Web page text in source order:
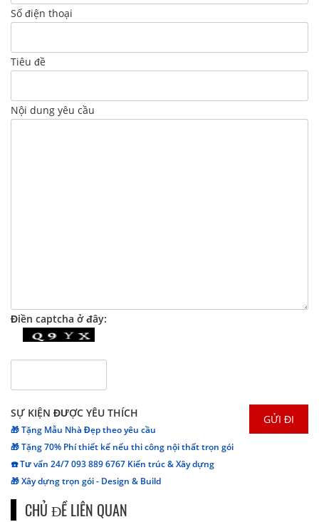
Số điện thoại
Tiêu đề
Nội dung yêu cầu
Điền captcha ở đây:
SỰ KIỆN ĐƯỢC YÊU THÍCH
🎁 Tặng Mẫu Nhà Đẹp theo yêu cầu
🎁 Tặng 70% Phí thiết kế nếu thi công nội thất trọn gói
☎️ Tư vấn 24/7 093 889 6767 Kiến trúc & Xây dựng
🎁 Xây dựng trọn gói - Design & Build
CHỦ ĐỀ LIÊN QUAN